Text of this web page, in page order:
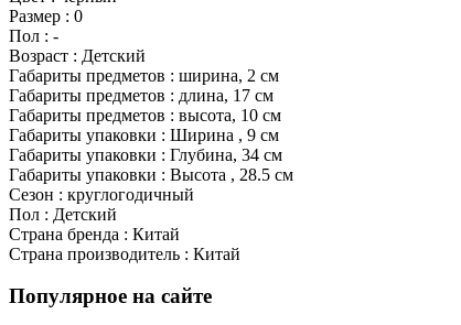
Размер : 0
Пол : -
Возраст : Детский
Габариты предметов : ширина, 2 см
Габариты предметов : длина, 17 см
Габариты предметов : высота, 10 см
Габариты упаковки : Ширина , 9 см
Габариты упаковки : Глубина, 34 см
Габариты упаковки : Высота , 28.5 см
Сезон : круглогодичный
Пол : Детский
Страна бренда : Китай
Страна производитель : Китай
Популярное на сайте